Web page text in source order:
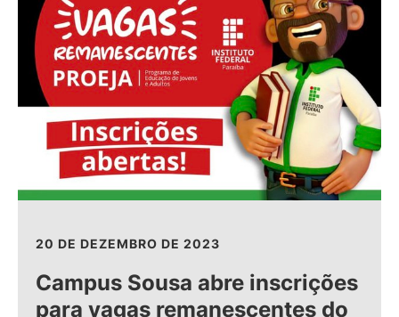
20 DE DEZEMBRO DE 2023
Campus Sousa abre inscrições
para vagas remanescentes do